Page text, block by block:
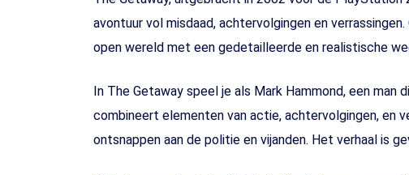
avontuur vol misdaad, achtervolgingen en
open wereld met een gedetailleerde en realistische
In The Getaway speel je als Mark Hammond, een
combineert elementen van actie, achtervolgingen, en
ontsnappen aan de politie en vijanden. Het verhaal is